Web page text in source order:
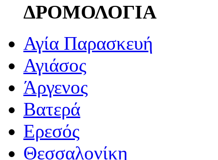
ΔΡΟΜΟΛΟΓΙΑ
Αγία Παρασκευή
Αγιάσος
Άργενος
Βατερά
Ερεσός
Θεσσαλονίκη